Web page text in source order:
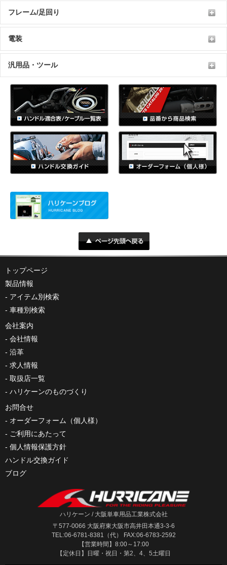
フレーム/足回り
電装
汎用品・ツール
トップページ
製品情報
アイテム別検索
車種別検索
会社案内
会社情報
沿革
求人情報
取扱店一覧
ハリケーンのものづくり
お問合せ
オーダーフォーム（個人様）
ご利用にあたって
個人情報保護方針
ハンドル交換ガイド
ブログ
ハリケーン / 大阪単車用品工業株式会社
〒577-0066 大阪府東大阪市高井田本通3-3-6
TEL:06-6781-8381（代） FAX:06-6783-2592
【営業時間】8:00～17:00
【定休日】日曜・祝日・第2、4、5土曜日